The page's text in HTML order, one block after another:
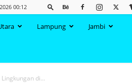
00:12
Lampung Jambi
di...